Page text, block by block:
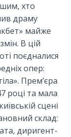
хто
драму
майже
В цій
поєдналися
опер:
Прем’єра
році та мала
сцені
склад:
диригент-